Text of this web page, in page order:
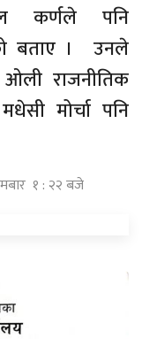
कर्णले पनि
बताए । उनले
राजनीतिक
मोर्चा पनि
१ : २२ बजे